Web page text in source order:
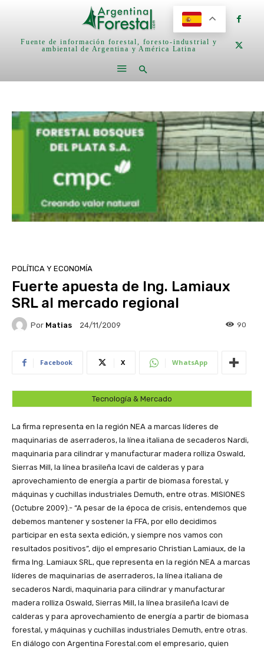
Fuente de información forestal, foresto-industrial y
ambiental de Argentina y América Latina
POLÍTICA Y ECONOMÍA
Fuerte apuesta de Ing. Lamiaux
SRL al mercado regional
Por Matias 24/11/2009 90
Facebook X WhatsApp
Tecnología & Mercado
La firma representa en la región NEA a marcas líderes de
maquinarias de aserraderos, la línea italiana de secaderos Nardi,
maquinaria para cilindrar y manufacturar madera rolliza Oswald,
Sierras Mill, la línea brasileña Icavi de calderas y para
aprovechamiento de energía a partir de biomasa forestal, y
máquinas y cuchillas industriales Demuth, entre otras. MISIONES
(Octubre 2009).- “A pesar de la época de crisis, entendemos que
debemos mantener y sostener la FFA, por ello decidimos
participar en esta sexta edición, y siempre nos vamos con
resultados positivos”, dijo el empresario Christian Lamiaux, de la
firma Ing. Lamiaux SRL, que representa en la región NEA a marcas
líderes de maquinarias de aserraderos, la línea italiana de
secaderos Nardi, maquinaria para cilindrar y manufacturar
madera rolliza Oswald, Sierras Mill, la línea brasileña Icavi de
calderas y para aprovechamiento de energía a partir de biomasa
forestal, y máquinas y cuchillas industriales Demuth, entre otras.
En diálogo con Argentina Forestal.com el empresario, quien